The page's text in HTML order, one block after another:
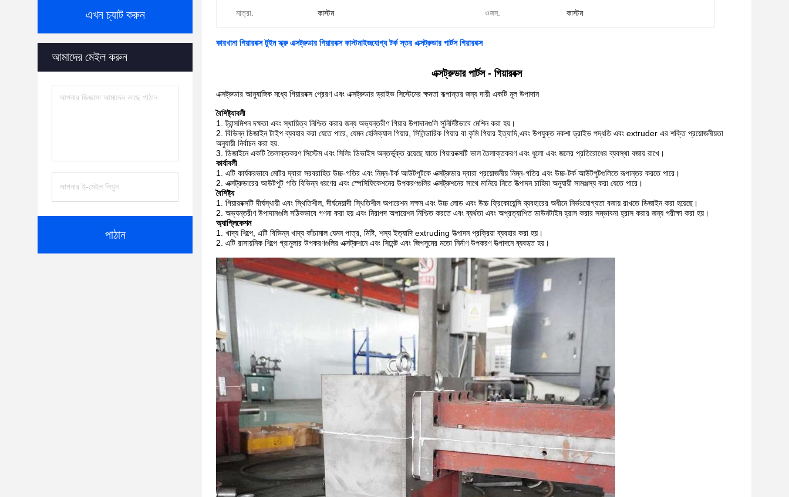
এখন চ্যাট করুন
আমাদের মেইল করুন
পাঠান
মাত্রা: কাস্টম ওজন: কাস্টম
কারখানা গিয়ারবক্স টুইন স্ক্রু এক্সট্রুডার গিয়ারবক্স কাস্টমাইজযোগ্য টর্ক স্তর এক্সট্রুডার পার্টস গিয়ারবক্স
এক্সট্রুডার পার্টস - গিয়ারবক্স
এক্সট্রুডার আনুষাঙ্গিক মধ্যে গিয়ারবক্স প্রেরণ এবং এক্সট্রুডার ড্রাইভ সিস্টেমের ক্ষমতা রূপান্তর জন্য দায়ী একটি মূল উপাদান
বৈশিষ্ট্যাবলী
ট্রান্সমিশন দক্ষতা এবং স্থায়িত্ব নিশ্চিত করার জন্য অভ্যন্তরীণ গিয়ার উপাদানগুলি সুনির্দিষ্টভাবে মেশিন করা হয়।
বিভিন্ন ডিজাইন টাইপ ব্যবহার করা যেতে পারে, যেমন হেলিক্যাল গিয়ার, সিলিন্ডারিক গিয়ার বা কৃমি গিয়ার ইত্যাদি,এবং উপযুক্ত নকশা ড্রাইভ পদ্ধতি এবং extruder এর শক্তি প্রয়োজনীয়তা
অনুযায়ী নির্বাচন করা হয়.
ডিজাইনে একটি তৈলাক্তকরণ সিস্টেম এবং সিলিং ডিভাইস অন্তর্ভুক্ত রয়েছে যাতে গিয়ারবক্সটি ভাল তৈলাক্তকরণ এবং ধুলো এবং জলের প্রতিরোধের ব্যবস্থা বজায় রাখে।
কার্যাবলী
এটি কার্যকরভাবে মোটর দ্বারা সরবরাহিত উচ্চ-গতির এবং নিম্ন-টর্ক আউটপুটকে এক্সট্রুডার দ্বারা প্রয়োজনীয় নিম্ন-গতির এবং উচ্চ-টর্ক আউটপুটগুলিতে রূপান্তর করতে পারে।
এক্সট্রুডারের আউটপুট গতি বিভিন্ন ধরণের এবং স্পেসিফিকেশনের উপকরণগুলির এক্সট্রুশনের সাথে মানিয়ে নিতে উত্পাদন চাহিদা অনুযায়ী সামঞ্জস্য করা যেতে পারে।
বৈশিষ্ট্য
গিয়ারবক্সটি দীর্ঘস্থায়ী এবং স্থিতিশীল, দীর্ঘমেয়াদী স্থিতিশীল অপারেশন সক্ষম এবং উচ্চ লোড এবং উচ্চ ফ্রিকোয়েন্সি ব্যবহারের অধীনে নির্ভরযোগ্যতা বজায় রাখতে ডিজাইন করা হয়েছে।
অভ্যন্তরীণ উপাদানগুলি সঠিকভাবে গণনা করা হয় এবং নিরাপদ অপারেশন নিশ্চিত করতে এবং ব্যর্থতা এবং অপ্রত্যাশিত ডাউনটাইম হ্রাস করার সম্ভাবনা হ্রাস করার জন্য পরীক্ষা করা হয়।
অ্যাপ্লিকেশন
খাদ্য শিল্পে, এটি বিভিন্ন খাদ্য কাঁচামাল যেমন পাত্র, মিষ্টি, শস্য ইত্যাদি extruding উত্পাদন প্রক্রিয়া ব্যবহার করা হয়।
এটি রাসায়নিক শিল্পে গ্রানুলার উপকরণগুলির এক্সট্রুশনে এবং সিমেন্ট এবং জিপসুমের মতো নির্মাণ উপকরণ উত্পাদনে ব্যবহৃত হয়।